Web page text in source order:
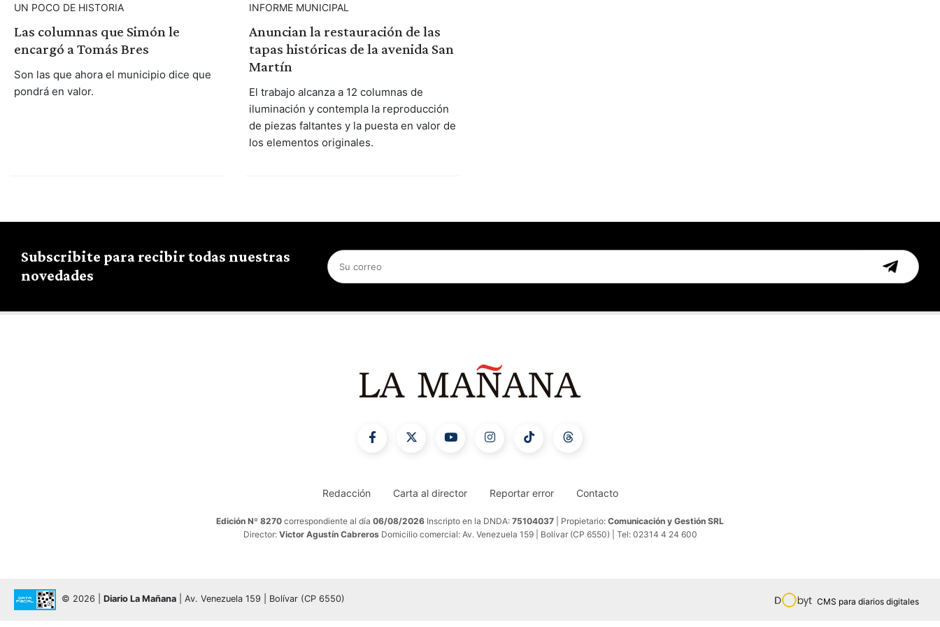
UN POCO DE HISTORIA
Las columnas que Simón le
encargó a Tomás Bres
Son las que ahora el municipio dice que
pondrá en valor.
INFORME MUNICIPAL
Anuncian la restauración de las
tapas históricas de la avenida San
Martín
El trabajo alcanza a 12 columnas de
iluminación y contempla la reproducción
de piezas faltantes y la puesta en valor de
los elementos originales.
Subscribite para recibir todas nuestras
novedades
Redacción Carta al director Reportar error Contacto
Edición Nº 8270 correspondiente al día 06/08/2026 Inscripto en la DNDA: 75104037 | Propietario: Comunicación y Gestión SRL
Director: Victor Agustín Cabreros Domicilio comercial: Av. Venezuela 159 | Bolívar (CP 6550) | Tel: 02314 4 24 600
© 2026 | Diario La Mañana | Av. Venezuela 159 | Bolívar (CP 6550) CMS para diarios digitales